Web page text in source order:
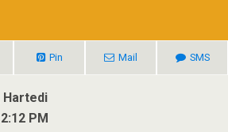
Pin Mail SMS
Hartedi
PM